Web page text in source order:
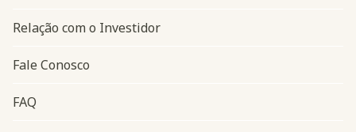
Relação com o Investidor
Fale Conosco
FAQ